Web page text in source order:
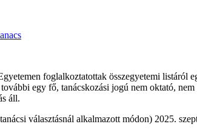
foglalkoztatottak összegyetemi listáról
egy fő, tanácskozási jogú nem oktató,
áll.
választásnál alkalmazott módon) 2025.